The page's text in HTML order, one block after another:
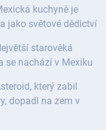
kuchyně je
jako světové dědictví
starověká
se nachází v Mexiku
který zabil
dopadl na zem v